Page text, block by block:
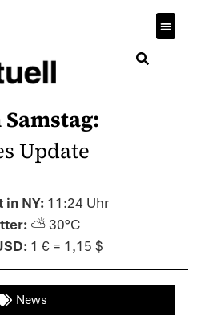
Samstag:
Update
11:24 Uhr
⛅ 30°C
1 € = 1,15 $
News